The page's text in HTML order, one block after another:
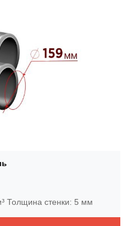
Толщина стенки: 5 мм